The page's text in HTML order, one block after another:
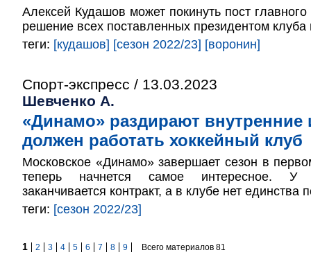
Алексей Кудашов может покинуть пост
решение всех поставленных президентом
теги: [кудашов] [сезон 2022/23] [воронин]
Спорт-экспресс / 13.03.2023
Шевченко А.
«Динамо» раздирают внутренние
должен работать хоккейный клуб
Московское «Динамо» завершает сезон в
теперь начнется самое интересное. У
заканчивается контракт, а в клубе нет единства
теги: [сезон 2022/23]
1 2 3 4 5 6 7 8 9 Всего материалов 81